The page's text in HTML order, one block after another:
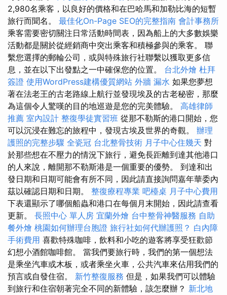
2,980名乘客，以良好的價格和在巴哈馬和加勒比海的短暫
旅行而聞名。 最佳化On-Page SEO的完整指南 會計事務所
乘客需要密切關注日常活動時間表，因為船上的大多數娛樂
活動都是關於從經銷商中突出乘客和積極參與的乘客。 聯
繫您選擇的郵輪公司，或與特殊旅行社聯繫以獲取更多信
息，並在以下出發點之一中確保您的位置。 台北外燴 杜拜
簽證 使用WordPress建構優質網站 外牆 漏水 如果您夢想
著在法老王的古老路線上航行並發現埃及的古老秘密，那麼
為這個令人驚嘆的目的地巡遊是您的完美體驗。 高雄律師
推薦 室內設計 整復學徒實習班 從那不勒斯的港口開始，您
可以沉浸在難忘的旅程中，發現古埃及世界的奇觀。 辦理
護照的完整步驟 全瓷冠 台北整骨技術 月子中心住幾天 對
於那些想在不壓力的情況下旅行，避免長距離到達其他港口
的人來說，離開那不勒斯港是一個重要的優勢。 到達和出
發日期和日期可能會有所不同，因此請直接詢問嘉年華委內
茲以確認日期和日期。 整復療程專業 吧檯桌 月子中心費用
下表還顯示了哪個船蟲和港口在每個月末開始，因此請查看
更新。 長照中心 單人房 宜蘭外燴 台中整骨神醫服務 自助
餐外燴 桃園如何辦理台胞證 旅行社如何代辦護照？ 白內障
手術費用 喜歡特殊咖啡，飲料和小吃的遊客將享受狂歡節
幻想小酒館咖啡館。 當我們要旅行時，我們的第一個想法
是乘坐汽車或木板，或者乘坐火車，公共汽車來佔用我們的
預言或自發住宿。 新竹整復服務 但是，如果我們可以體驗
到旅行和住宿朝著完全不同的新體驗，該怎麼辦？ 新北地